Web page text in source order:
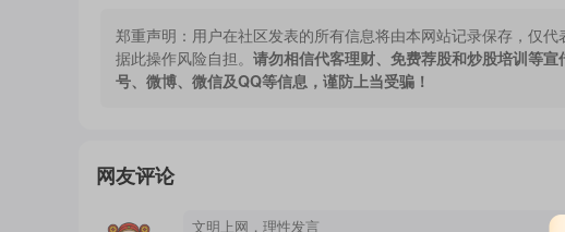
郑重声明： 用户在社区发表的所有信息将由本网站记录保存，仅
据此操作风险自担。 请勿相信代客理财、免费荐股和炒股培训等
号、微博、微信及QQ等信息，谨防上当受骗！
网友评论